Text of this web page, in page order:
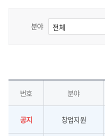
분야
번호 분야
공지 창업지원